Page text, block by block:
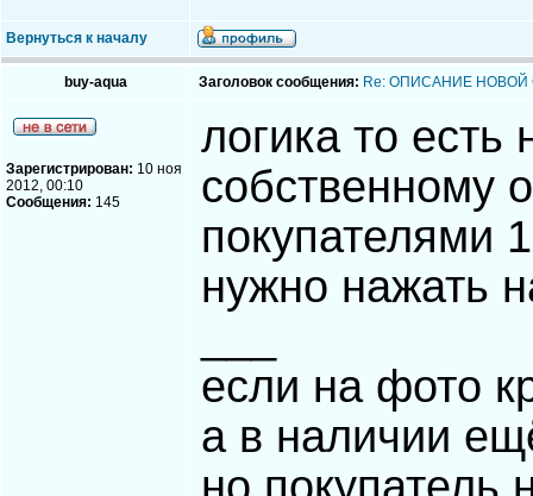
Вернуться к началу
buy-aqua Заголовок сообщения: Re: ОПИСАНИЕ
Зарегистрирован: 10 ноя
2012, 00:10
Сообщения: 145
логика то
собственному
покупателями
нужно нажать
если на фото
а в наличии